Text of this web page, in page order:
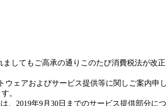
してもご高承の通りこのたび消費税法が改
ェアおよびサービス提供等に関しご案内申
。
2019年9月30日までのサービス提供部分に